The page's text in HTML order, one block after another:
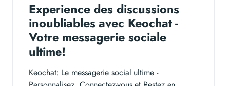
Experience des discussions
inoubliables avec Keochat -
Votre messagerie sociale
ultime!
Keochat: Le messagerie social ultime -